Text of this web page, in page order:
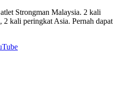
Strongman Malaysia. 2 kali
kali peringkat Asia. Pernah dapat